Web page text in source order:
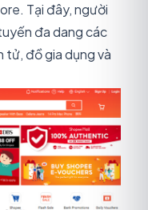
Tại đây, người
đa dang các
tử, đồ gia dụng và